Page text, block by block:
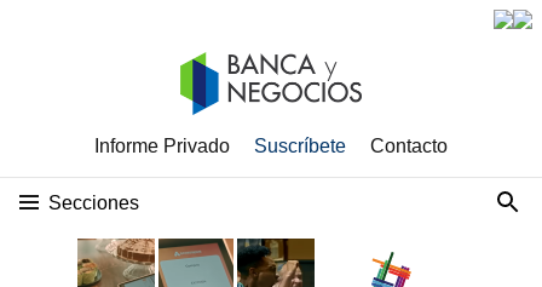
Informe Privado Suscríbete Contacto
Secciones